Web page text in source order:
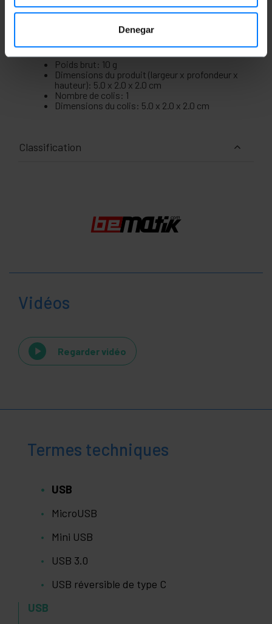
Denegar
Poids brut: 10 g
Dimensions du produit (largeur x profondeur x
hauteur): 5.0 x 2.0 x 2.0 cm
Nombre de colis: 1
Dimensions du colis: 5.0 x 2.0 x 2.0 cm
Classification
Vidéos
Regarder vidéo
Termes techniques
USB
MicroUSB
Mini USB
USB 3.0
USB réversible de type C
USB